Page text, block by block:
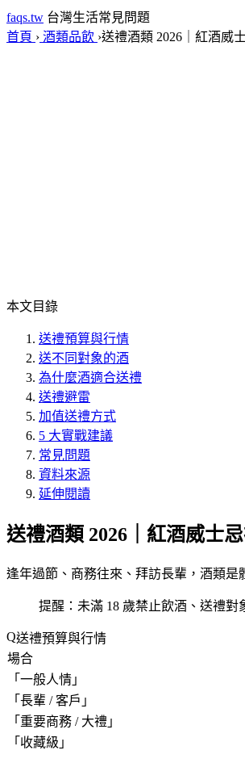
faqs.tw 台灣生活常見問題
首頁 › 酒類品飲 ›送禮酒類 2026｜紅酒威
本文目錄
送禮預算與行情
送不同對象的酒
為什麼酒適合送禮
送禮避雷
加值送禮方式
5 大實戰建議
常見問題
資料來源
延伸閱讀
送禮酒類 2026｜紅酒威士
逢年過節、商務往來、拜訪長輩，酒類
提醒：未滿 18 歲禁止飲酒、送禮對
送禮預算與行情
場合
「 一般人情 」
「 長輩 / 客戶 」
「 重要商務 / 大禮 」
「 收藏級 」